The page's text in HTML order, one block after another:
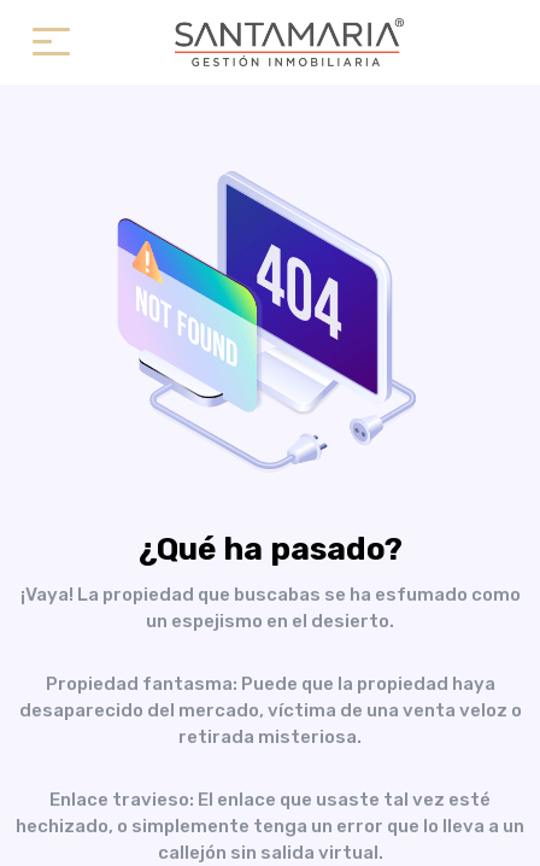
¿Qué ha pasado?
¡Vaya! La propiedad que buscabas se ha esfumado como
un espejismo en el desierto.
Propiedad fantasma: Puede que la propiedad haya
desaparecido del mercado, víctima de una venta veloz o
retirada misteriosa.
Enlace travieso: El enlace que usaste tal vez esté
hechizado, o simplemente tenga un error que lo lleva a un
callejón sin salida virtual.